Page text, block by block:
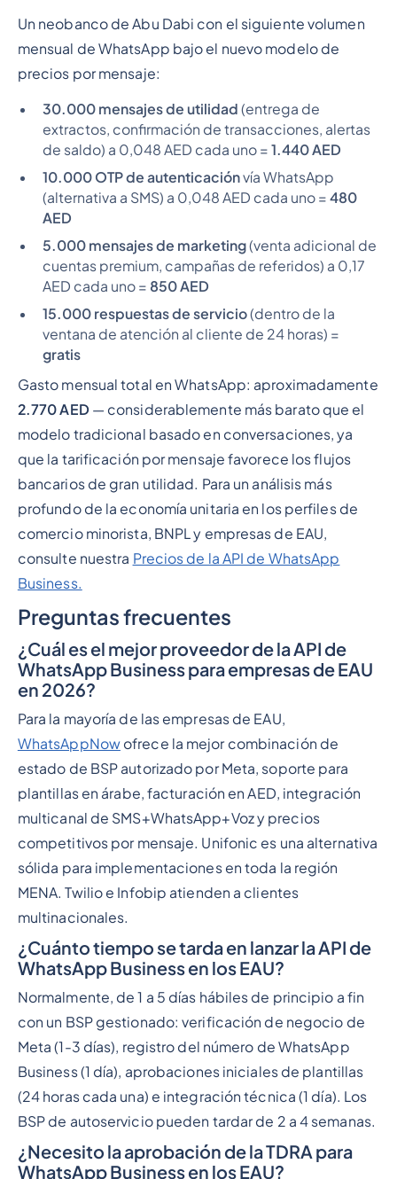
Un neobanco de Abu Dabi con el siguiente volumen
mensual de WhatsApp bajo el nuevo modelo de
precios por mensaje:
30.000 mensajes de utilidad (entrega de
extractos, confirmación de transacciones, alertas
de saldo) a 0,048 AED cada uno = 1.440 AED
10.000 OTP de autenticaciónvía WhatsApp
(alternativa a SMS) a 0,048 AED cada uno = 480
AED
5.000 mensajes de marketing(venta adicional de
cuentas premium, campañas de referidos) a 0,17
AED cada uno = 850 AED
15.000 respuestas de servicio(dentro de la
ventana de atención al cliente de 24 horas) =
gratis
Gasto mensual total en WhatsApp: aproximadamente
2.770 AED — considerablemente más barato que el
modelo tradicional basado en conversaciones, ya
que la tarificación por mensaje favorece los flujos
bancarios de gran utilidad. Para un análisis más
profundo de la economía unitaria en los perfiles de
comercio minorista, BNPL y empresas de EAU,
consulte nuestra Precios de la API de WhatsApp
Business.
Preguntas frecuentes
¿Cuál es el mejor proveedor de la API de
WhatsApp Business para empresas de EAU
en 2026?
Para la mayoría de las empresas de EAU,
WhatsAppNowofrece la mejor combinación de
estado de BSP autorizado por Meta, soporte para
plantillas en árabe, facturación en AED, integración
multicanal de SMS+WhatsApp+Voz y precios
competitivos por mensaje. Unifonic es una alternativa
sólida para implementaciones en toda la región
MENA. Twilio e Infobip atienden a clientes
multinacionales.
¿Cuánto tiempo se tarda en lanzar la API de
WhatsApp Business en los EAU?
Normalmente, de 1 a 5 días hábiles de principio a fin
con un BSP gestionado: verificación de negocio de
Meta (1-3 días), registro del número de WhatsApp
Business (1 día), aprobaciones iniciales de plantillas
(24 horas cada una) e integración técnica (1 día). Los
BSP de autoservicio pueden tardar de 2 a 4 semanas.
¿Necesito la aprobación de la TDRA para
WhatsApp Business en los EAU?